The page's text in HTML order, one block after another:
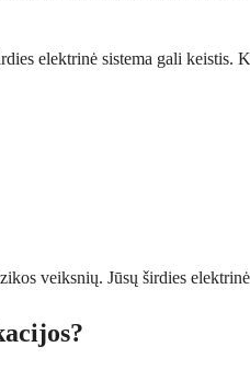
elektrinė sistema gali keistis.
veiksnių. Jūsų širdies